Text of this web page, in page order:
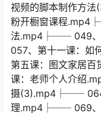
视频的脚本制作方
粉开橱窗课程
法.mp4├── 049、
057、第十一课：如
第五课：图文家居
课：老师个人介绍
摄(3).mp4├── 064
理.mp4├── 069、